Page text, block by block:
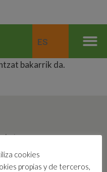
ES
bakarrik da.
cookies
propias y de terceros,